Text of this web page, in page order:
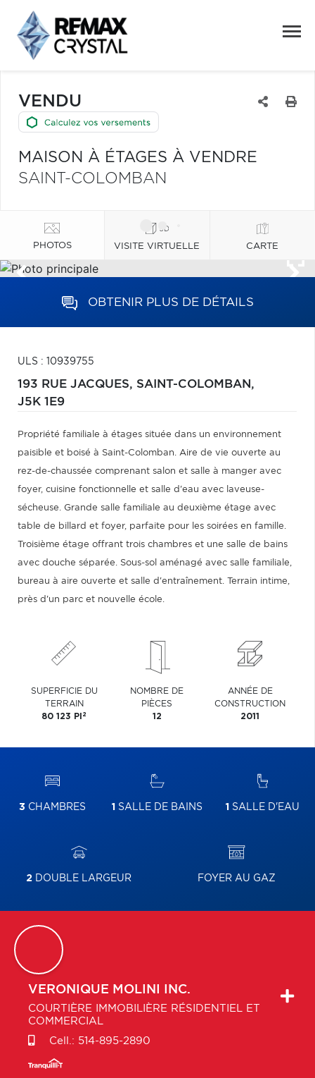
VENDU
MAISON À ÉTAGES À VENDRE
SAINT-COLOMBAN
PHOTOS VISITE VIRTUELLE CARTE
OBTENIR PLUS DE DÉTAILS
ULS : 10939755
193 RUE JACQUES, SAINT-COLOMBAN,
J5K 1E9
Propriété familiale à étages située dans un environnement
paisible et boisé à Saint-Colomban. Aire de vie ouverte au
rez-de-chaussée comprenant salon et salle à manger avec
foyer, cuisine fonctionnelle et salle d'eau avec laveuse-
sécheuse. Grande salle familiale au deuxième étage avec
table de billard et foyer, parfaite pour les soirées en famille.
Troisième étage offrant trois chambres et une salle de bains
avec douche séparée. Sous-sol aménagé avec salle familiale,
bureau à aire ouverte et salle d'entraînement. Terrain intime,
près d'un parc et nouvelle école.
SUPERFICIE DU
TERRAIN
80 123 PI 2
NOMBRE DE
PIÈCES
12
ANNÉE DE
CONSTRUCTION
2011
3 CHAMBRES 1 SALLE DE BAINS 1 SALLE D'EAU
2 DOUBLE LARGEUR FOYER AU GAZ
VERONIQUE MOLINI INC.
COURTIÈRE IMMOBILIÈRE RÉSIDENTIEL ET
COMMERCIAL
Cell.: 514-895-2890